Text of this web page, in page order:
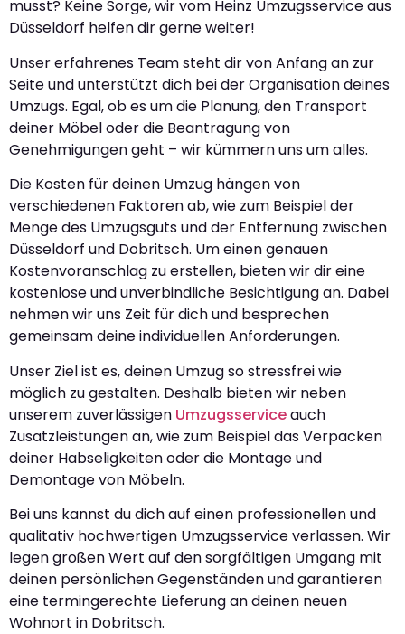
musst? Keine Sorge, wir vom Heinz Umzugsservice aus
Düsseldorf helfen dir gerne weiter!
Unser erfahrenes Team steht dir von Anfang an zur
Seite und unterstützt dich bei der Organisation deines
Umzugs. Egal, ob es um die Planung, den Transport
deiner Möbel oder die Beantragung von
Genehmigungen geht – wir kümmern uns um alles.
Die Kosten für deinen Umzug hängen von
verschiedenen Faktoren ab, wie zum Beispiel der
Menge des Umzugsguts und der Entfernung zwischen
Düsseldorf und Dobritsch. Um einen genauen
Kostenvoranschlag zu erstellen, bieten wir dir eine
kostenlose und unverbindliche Besichtigung an. Dabei
nehmen wir uns Zeit für dich und besprechen
gemeinsam deine individuellen Anforderungen.
Unser Ziel ist es, deinen Umzug so stressfrei wie
möglich zu gestalten. Deshalb bieten wir neben
unserem zuverlässigen Umzugsserviceauch
Zusatzleistungen an, wie zum Beispiel das Verpacken
deiner Habseligkeiten oder die Montage und
Demontage von Möbeln.
Bei uns kannst du dich auf einen professionellen und
qualitativ hochwertigen Umzugsservice verlassen. Wir
legen großen Wert auf den sorgfältigen Umgang mit
deinen persönlichen Gegenständen und garantieren
eine termingerechte Lieferung an deinen neuen
Wohnort in Dobritsch.